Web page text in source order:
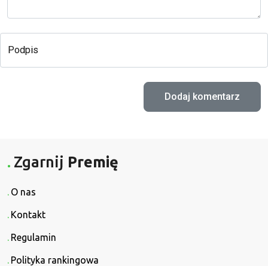
Podpis
Zgarnij Premię
O nas
Kontakt
Regulamin
Polityka rankingowa